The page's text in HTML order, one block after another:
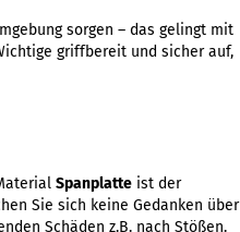
sorgen – das gelingt mit
griffbereit und sicher auf,
Spanplatte ist der
Sie sich keine Gedanken über
Schäden z.B. nach Stößen.